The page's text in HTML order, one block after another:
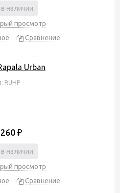
наличии
просмотр
Сравнение
Urban
RUHP
₽
наличии
просмотр
Сравнение